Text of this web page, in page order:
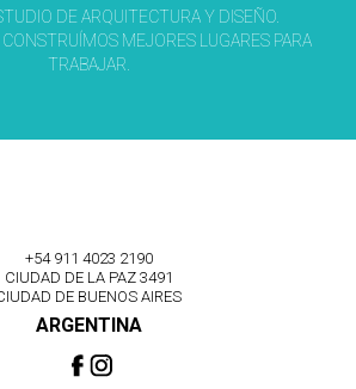
DE ARQUITECTURA Y DISEÑO.
MEJORES LUGARES PARA
TRABAJAR.
+54 911 4023 2190
CIUDAD DE LA PAZ 3491
DE BUENOS AIRES
ARGENTINA